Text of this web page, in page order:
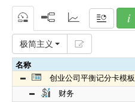
极简主义
名称
创业公司平衡记分卡模板
财务